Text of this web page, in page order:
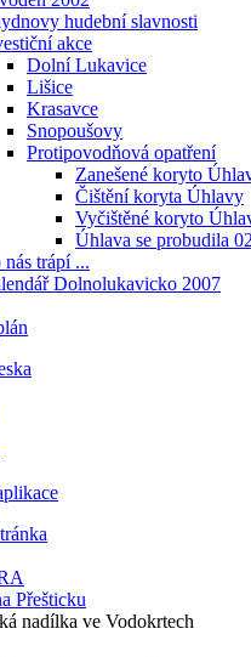
hudební slavnosti
akce
Dolní Lukavice
Lišice
Krasavce
Snopoušovy
Protipovodňová opatření
Zanešené koryto
Čištění koryta Úhlavy
Vyčištěné koryto
Úhlava se probudila
nás trápí ...
Dolnolukavicko 2007
Přešticku
nadílka ve Vodokrtech